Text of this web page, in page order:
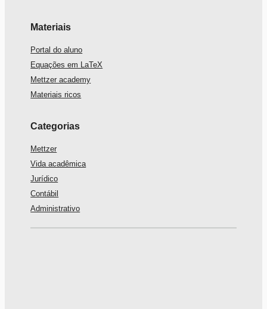
Materiais
Portal do aluno
Equações em LaTeX
Mettzer academy
Materiais ricos
Categorias
Mettzer
Vida acadêmica
Jurídico
Contábil
Administrativo